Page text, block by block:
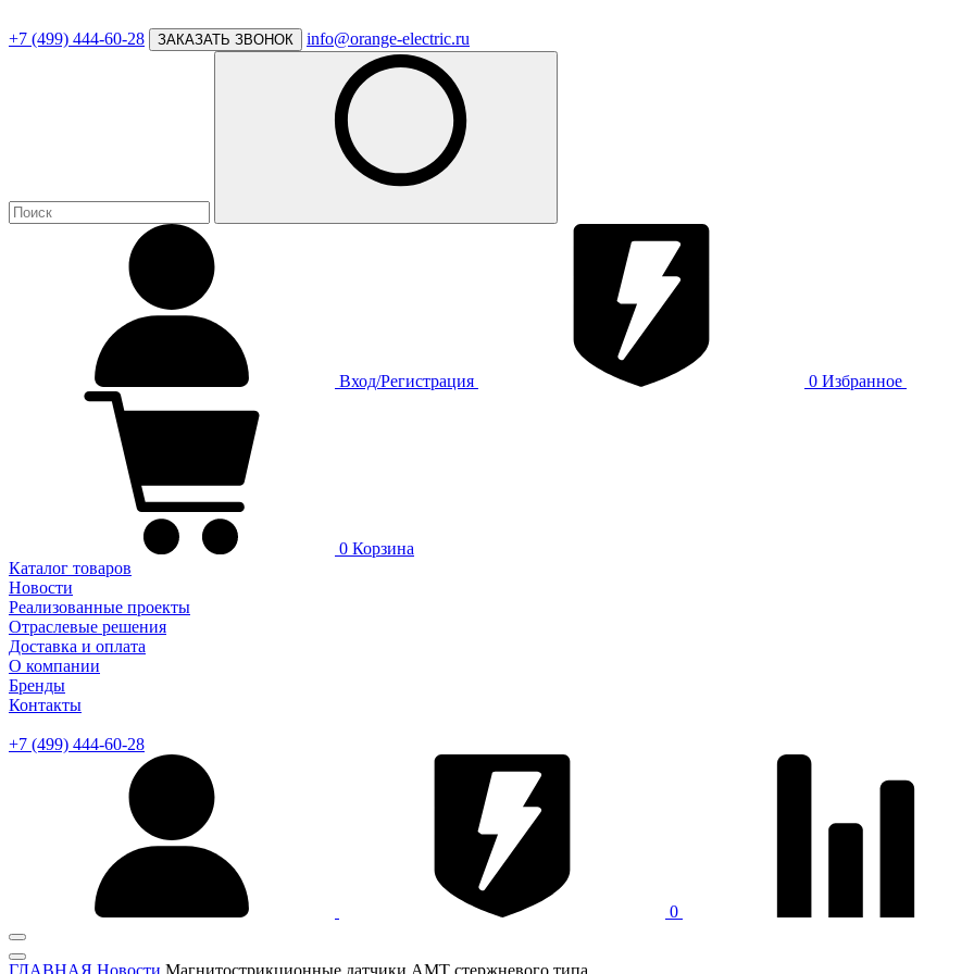
+7 (499) 444-60-28 ЗАКАЗАТЬ ЗВОНОК info@orange-electric.ru
Вход/Регистрация 0 Избранное
0 Корзина
Каталог товаров
Новости
Реализованные проекты
Отраслевые решения
Доставка и оплата
О компании
Бренды
Контакты
+7 (499) 444-60-28
0
ГЛАВНАЯ Новости Магнитострикционные датчики AMT стержневого типа